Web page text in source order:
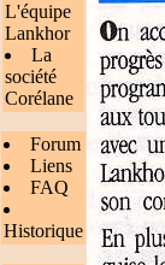
L'équipe
Lankhor
La
société
Corélane
Forum
Liens
FAQ
Historique